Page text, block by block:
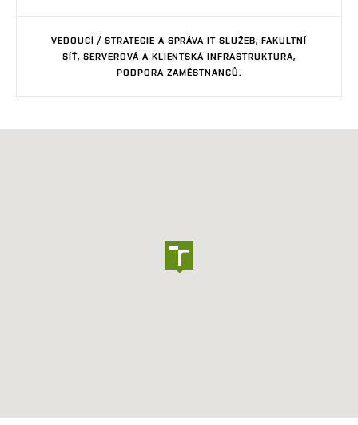
VEDOUCÍ / STRATEGIE A SPRÁVA IT SLUŽEB, FAKULTNÍ
SÍŤ, SERVEROVÁ A KLIENTSKÁ INFRASTRUKTURA,
PODPORA ZAMĚSTNANCŮ.